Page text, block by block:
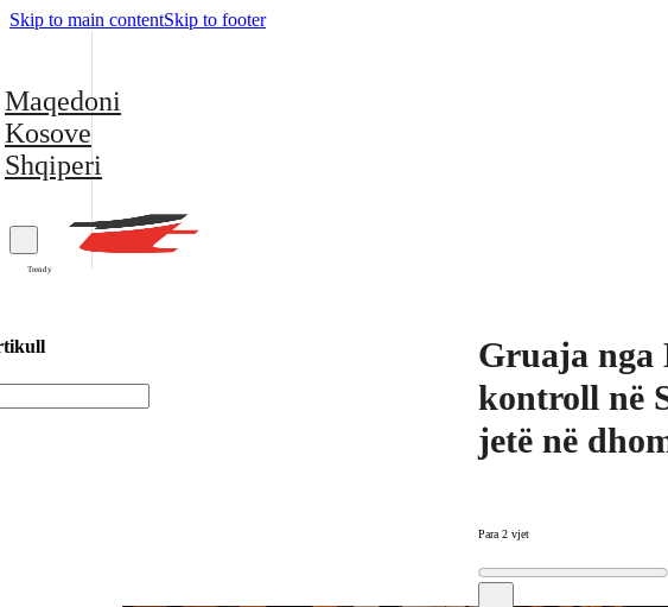
Skip to main contentSkip to footer
Maqedoni
Kosove
Shqiperi
Trendy
Gruaja nga
kontroll në
jetë në
Para 2 vjet